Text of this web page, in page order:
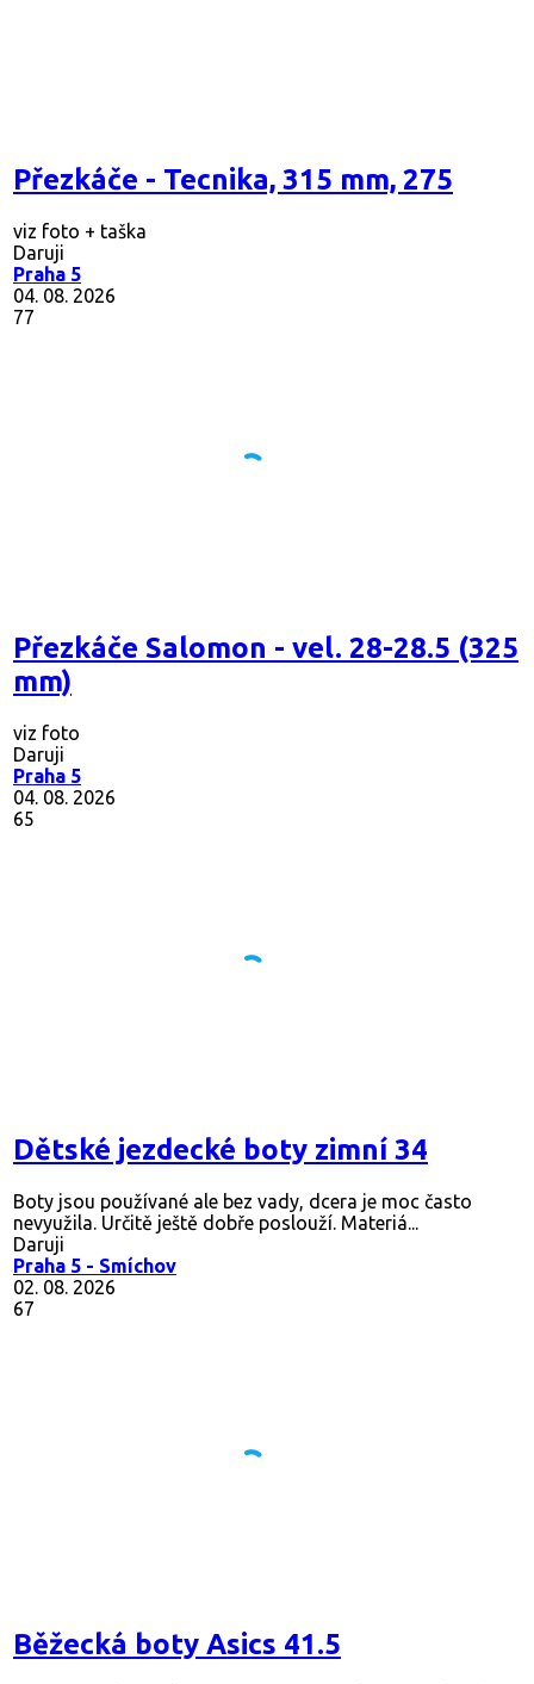
Přezkáče - Tecnika, 315 mm, 275
viz foto + taška
Daruji
Praha 5
04. 08. 2026
77
Přezkáče Salomon - vel. 28-28.5 (325
mm)
viz foto
Daruji
Praha 5
04. 08. 2026
65
Dětské jezdecké boty zimní 34
Boty jsou používané ale bez vady, dcera je moc často
nevyužila. Určitě ještě dobře poslouží. Materiá...
Daruji
Praha 5 - Smíchov
02. 08. 2026
67
Běžecká boty Asics 41.5